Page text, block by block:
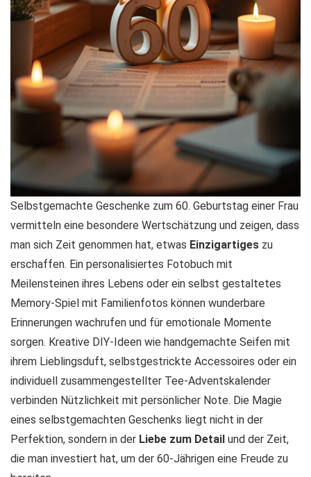
Selbstgemachte Geschenke zum 60. Geburtstag einer Frau
vermitteln eine besondere Wertschätzung und zeigen, dass
man sich Zeit genommen hat, etwas Einzigartiges zu
erschaffen. Ein personalisiertes Fotobuch mit
Meilensteinen ihres Lebens oder ein selbst gestaltetes
Memory-Spiel mit Familienfotos können wunderbare
Erinnerungen wachrufen und für emotionale Momente
sorgen. Kreative DIY-Ideen wie handgemachte Seifen mit
ihrem Lieblingsduft, selbstgestrickte Accessoires oder ein
individuell zusammengestellter Tee-Adventskalender
verbinden Nützlichkeit mit persönlicher Note. Die Magie
eines selbstgemachten Geschenks liegt nicht in der
Perfektion, sondern in der Liebe zum Detail und der Zeit,
die man investiert hat, um der 60-Jährigen eine Freude zu